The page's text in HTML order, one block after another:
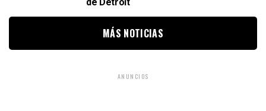
MÁS NOTICIAS
ANUNCIOS